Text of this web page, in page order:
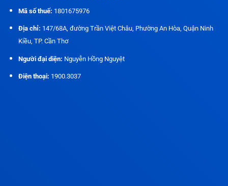
Mã số thuế: 1801675976
Địa chỉ: 147/68A, đường Trần Việt Châu, Phường An Hòa, Quận Ninh
Kiều, TP. Cần Thơ
Người đại diện: Nguyễn Hồng Nguyệt
Điện thoại: 1900.3037